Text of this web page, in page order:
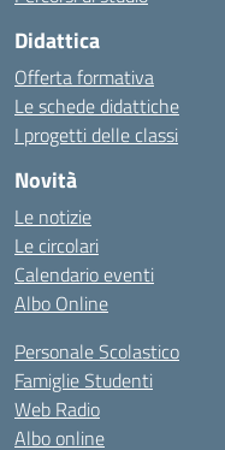
Didattica
Offerta formativa
Le schede didattiche
I progetti delle classi
Novità
Le notizie
Le circolari
Calendario eventi
Albo Online
Personale Scolastico
Famiglie Studenti
Web Radio
Albo online